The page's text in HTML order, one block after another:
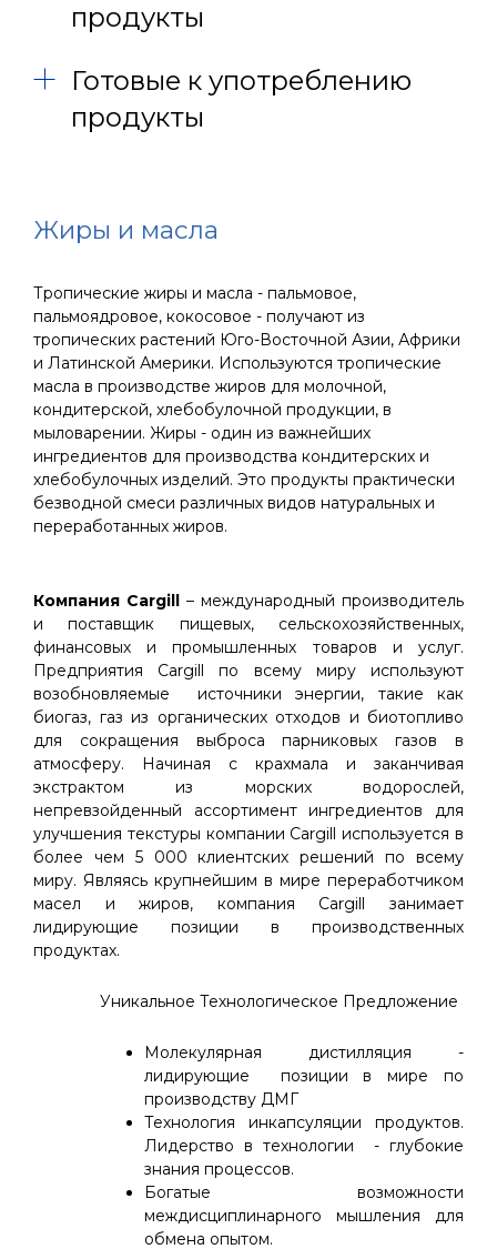
продукты
Готовые к употреблению
продукты
Жиры и масла
Тропические жиры и масла - пальмовое,
пальмоядровое, кокосовое - получают из
тропических растений Юго-Восточной Азии, Африки
и Латинской Америки. Используются тропические
масла в производстве жиров для молочной,
кондитерской, хлебобулочной продукции, в
мыловарении. Жиры - один из важнейших
ингредиентов для производства кондитерских и
хлебобулочных изделий. Это продукты практически
безводной смеси различных видов натуральных и
переработанных жиров.
Компания Cargill – международный производитель
и поставщик пищевых, сельскохозяйственных,
финансовых и промышленных товаров и услуг.
Предприятия Cargill по всему миру используют
возобновляемые источники энергии, такие как
биогаз, газ из органических отходов и биотопливо
для сокращения выброса парниковых газов в
атмосферу. Начиная с крахмала и заканчивая
экстрактом из морских водорослей,
непревзойденный ассортимент ингредиентов для
улучшения текстуры компании Cargill используется в
более чем 5 000 клиентских решений по всему
миру. Являясь крупнейшим в мире переработчиком
масел и жиров, компания Cargill занимает
лидирующие позиции в производственных
продуктах.
Уникальное Технологическое Предложение
Молекулярная дистилляция -
лидирующие позиции в мире по
производству ДМГ
Технология инкапсуляции продуктов.
Лидерство в технологии - глубокие
знания процессов.
Богатые возможности
междисциплинарного мышления для
обмена опытом.